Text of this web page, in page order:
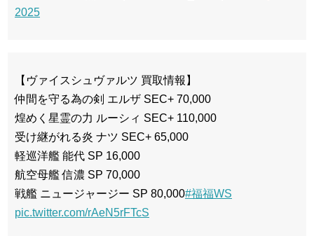
2025
【ヴァイスシュヴァルツ 買取情報】
仲間を守る為の剣 エルザ SEC+ 70,000
煌めく星霊の力 ルーシィ SEC+ 110,000
受け継がれる炎 ナツ SEC+ 65,000
軽巡洋艦 能代 SP 16,000
航空母艦 信濃 SP 70,000
戦艦 ニュージャージー SP 80,000#福福WS
pic.twitter.com/rAeN5rFTcS